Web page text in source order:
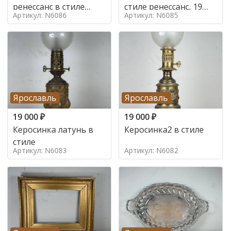
ренессанс в стиле
ренессанс,
Артикул: N6086
стиле ренессанс, 19
век
Артикул: N6085
Ярославль
19 000₽
Керосинка латунь в
стиле
Артикул: N6083
Ярославль
19 000₽
Керосинка2 в стиле
Артикул: N6082